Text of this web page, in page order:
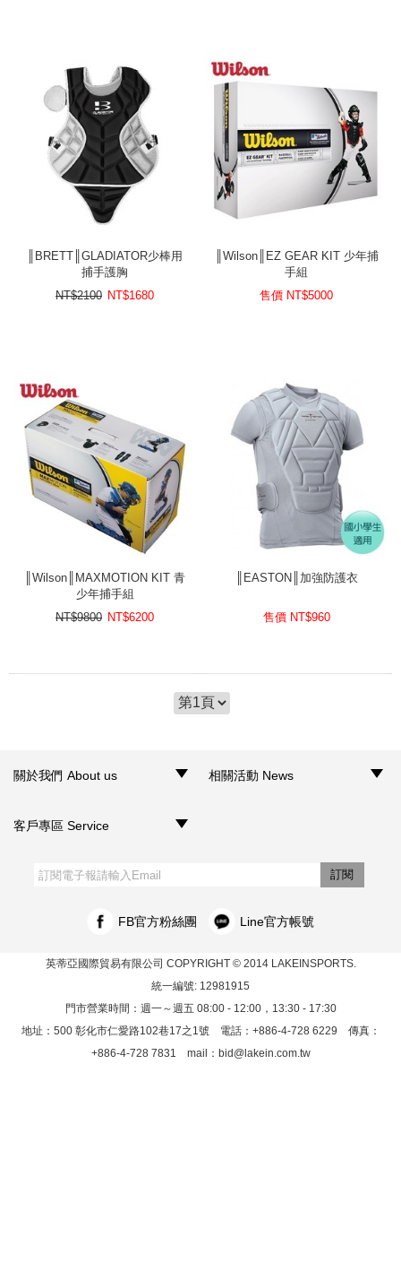
║BRETT║GLADIATOR少棒用
捕手護胸
NT$2100 NT$1680
║Wilson║EZ GEAR KIT 少年捕
手組
售價 NT$5000
║Wilson║MAXMOTION KIT 青
少年捕手組
NT$9800 NT$6200
║EASTON║加強防護衣
售價 NT$960
關於我們 About us 相關活動 News
客戶專區 Service
訂閱
FB官方粉絲團 Line官方帳號
英蒂亞國際貿易有限公司 COPYRIGHT © 2014 LAKEINSPORTS.
統一編號: 12981915
門市營業時間：週一～週五 08:00 - 12:00，13:30 - 17:30
地址：500 彰化市仁愛路102巷17之1號 電話：+886-4-728 6229 傳真：
+886-4-728 7831 mail： bid@lakein.com.tw